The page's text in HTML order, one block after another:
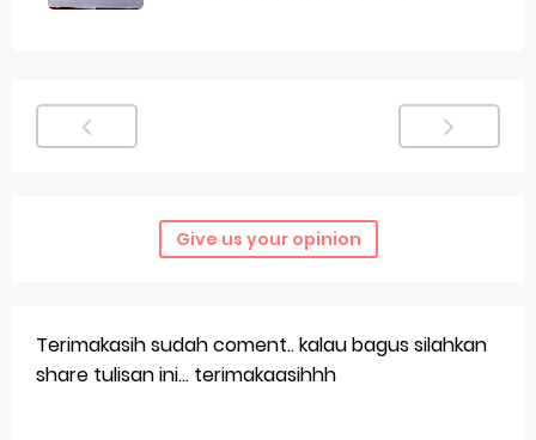
Give us your opinion
Terimakasih sudah coment.. kalau bagus silahkan
share tulisan ini... terimakaasihhh